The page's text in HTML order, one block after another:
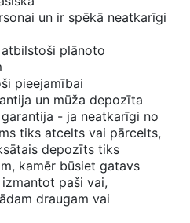
un ir spēkā neatkarīgi
plānoto
pieejamībai
un mūža depozīta
- ja neatkarīgi no
tiks atcelts vai pārcelts,
depozīts tiks
kamēr būsiet gatavs
paši vai,
draugam vai